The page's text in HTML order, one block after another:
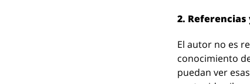
2. Referencias
El autor no es
conocimiento
puedan ver